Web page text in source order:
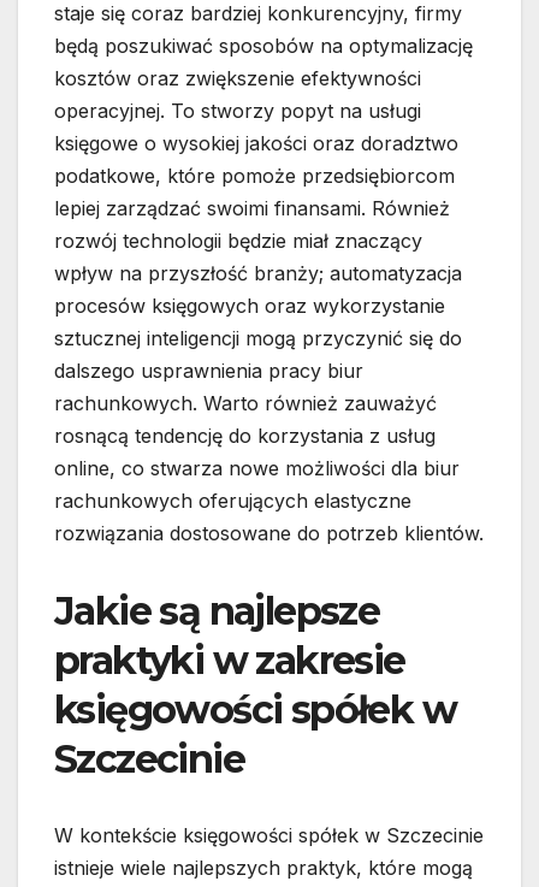
staje się coraz bardziej konkurencyjny, firmy
będą poszukiwać sposobów na optymalizację
kosztów oraz zwiększenie efektywności
operacyjnej. To stworzy popyt na usługi
księgowe o wysokiej jakości oraz doradztwo
podatkowe, które pomoże przedsiębiorcom
lepiej zarządzać swoimi finansami. Również
rozwój technologii będzie miał znaczący
wpływ na przyszłość branży; automatyzacja
procesów księgowych oraz wykorzystanie
sztucznej inteligencji mogą przyczynić się do
dalszego usprawnienia pracy biur
rachunkowych. Warto również zauważyć
rosnącą tendencję do korzystania z usług
online, co stwarza nowe możliwości dla biur
rachunkowych oferujących elastyczne
rozwiązania dostosowane do potrzeb klientów.
Jakie są najlepsze
praktyki w zakresie
księgowości spółek w
Szczecinie
W kontekście księgowości spółek w Szczecinie
istnieje wiele najlepszych praktyk, które mogą